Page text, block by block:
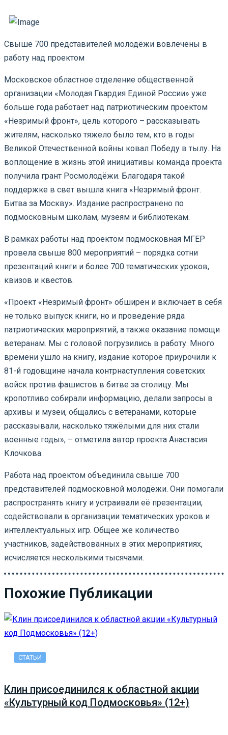
Свыше 700 представителей молодёжи вовлечены в
работу над проектом
Московское областное отделение общественной
организации «Молодая Гвардия Единой России» уже
больше года работает над патриотическим проектом
«Незримый фронт», цель которого – рассказывать
жителям, насколько тяжело было тем, кто в годы
Великой Отечественной войны ковал Победу в тылу. На
воплощение в жизнь этой инициативы команда проекта
получила грант Росмолодёжи. Благодаря такой
поддержке в свет вышла книга «Незримый фронт.
Битва за Москву». Издание распространено по
подмосковным школам, музеям и библиотекам.
В рамках работы над проектом подмосковная МГЕР
провела свыше 800 мероприятий – порядка сотни
презентаций книги и более 700 тематических уроков,
квизов и квестов.
«Проект «Незримый фронт» обширен и включает в себя
не только выпуск книги, но и проведение ряда
патриотических мероприятий, а также оказание помощи
ветеранам. Мы с головой погрузились в работу. Много
времени ушло на книгу, издание которое приурочили к
81-й годовщине начала контрнаступления советских
войск против фашистов в битве за столицу. Мы
кропотливо собирали информацию, делали запросы в
архивы и музеи, общались с ветеранами, которые
рассказывали, насколько тяжёлыми для них стали
военные годы», – отметила автор проекта Анастасия
Клочкова.
Работа над проектом объединила свыше 700
представителей подмосковной молодёжи. Они помогали
распространять книгу и устраивали её презентации,
содействовали в организации тематических уроков и
интеллектуальных игр. Общее же количество
участников, задействованных в этих мероприятиях,
исчисляется несколькими тысячами.
Похожие Публикации
СТАТЬИ
Клин присоединился к областной акции
«Культурный код Подмосковья» (12+)